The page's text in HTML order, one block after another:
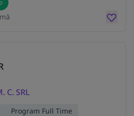
C. SRL
Program Full Time